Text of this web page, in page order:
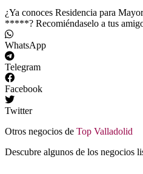
¿Ya conoces Residencia para
*****? Recomiéndaselo a tus
WhatsApp
Telegram
Facebook
Twitter
Otros negocios de Top Valladolid
Descubre algunos de los negocios